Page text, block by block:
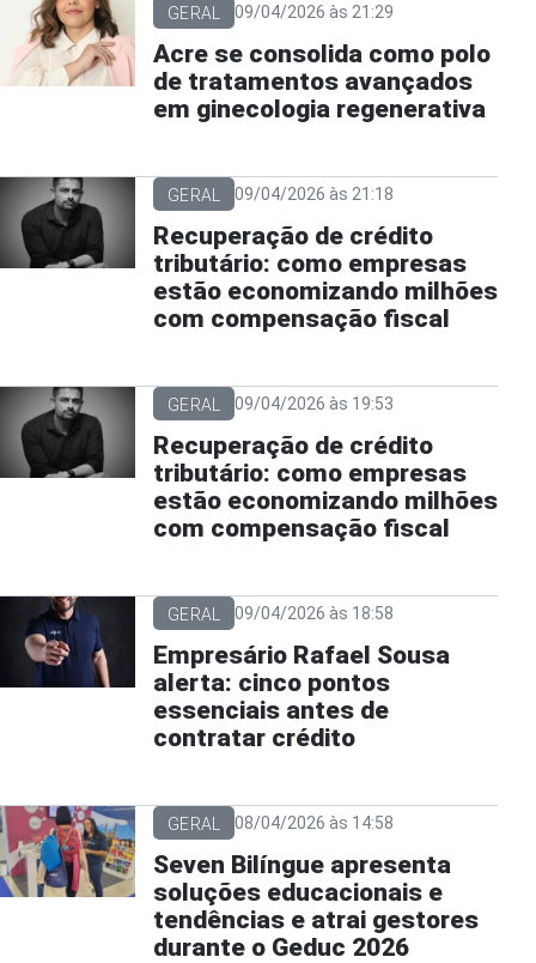
GERAL 09/04/2026 às 21:29
Acre se consolida como polo
de tratamentos avançados
em ginecologia regenerativa
GERAL 09/04/2026 às 21:18
Recuperação de crédito
tributário: como empresas
estão economizando milhões
com compensação fiscal
GERAL 09/04/2026 às 19:53
Recuperação de crédito
tributário: como empresas
estão economizando milhões
com compensação fiscal
GERAL 09/04/2026 às 18:58
Empresário Rafael Sousa
alerta: cinco pontos
essenciais antes de
contratar crédito
GERAL 08/04/2026 às 14:58
Seven Bilíngue apresenta
soluções educacionais e
tendências e atrai gestores
durante o Geduc 2026